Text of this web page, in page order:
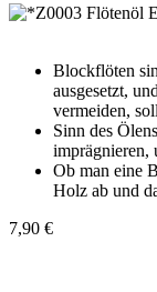
Blockflöten
ausgesetzt,
vermeiden,
Sinn des
imprägnieren,
Ob man eine
Holz ab und
7,90 €